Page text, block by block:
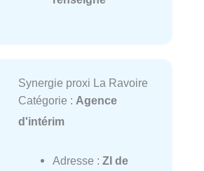
Synergie proxi La Ravoire
Catégorie : Agence
d'intérim
Adresse : ZI de